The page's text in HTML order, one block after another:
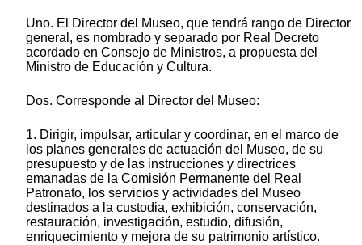
Uno. El Director del Museo, que tendrá rango de Director
general, es nombrado y separado por Real Decreto
acordado en Consejo de Ministros, a propuesta del
Ministro de Educación y Cultura.
Dos. Corresponde al Director del Museo:
1. Dirigir, impulsar, articular y coordinar, en el marco de
los planes generales de actuación del Museo, de su
presupuesto y de las instrucciones y directrices
emanadas de la Comisión Permanente del Real
Patronato, los servicios y actividades del Museo
destinados a la custodia, exhibición, conservación,
restauración, investigación, estudio, difusión,
enriquecimiento y mejora de su patrimonio artístico.